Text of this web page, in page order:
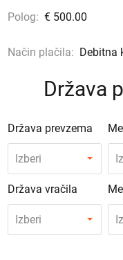
Polog: € 500.00
Način plačila: Debitna
Država
Država prevzema
Izberi
Država vračila
Izberi